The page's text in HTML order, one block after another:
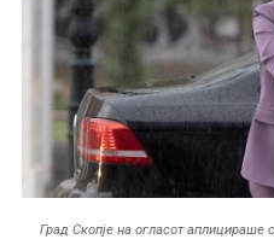
Град Скопје на огласот аплицираше